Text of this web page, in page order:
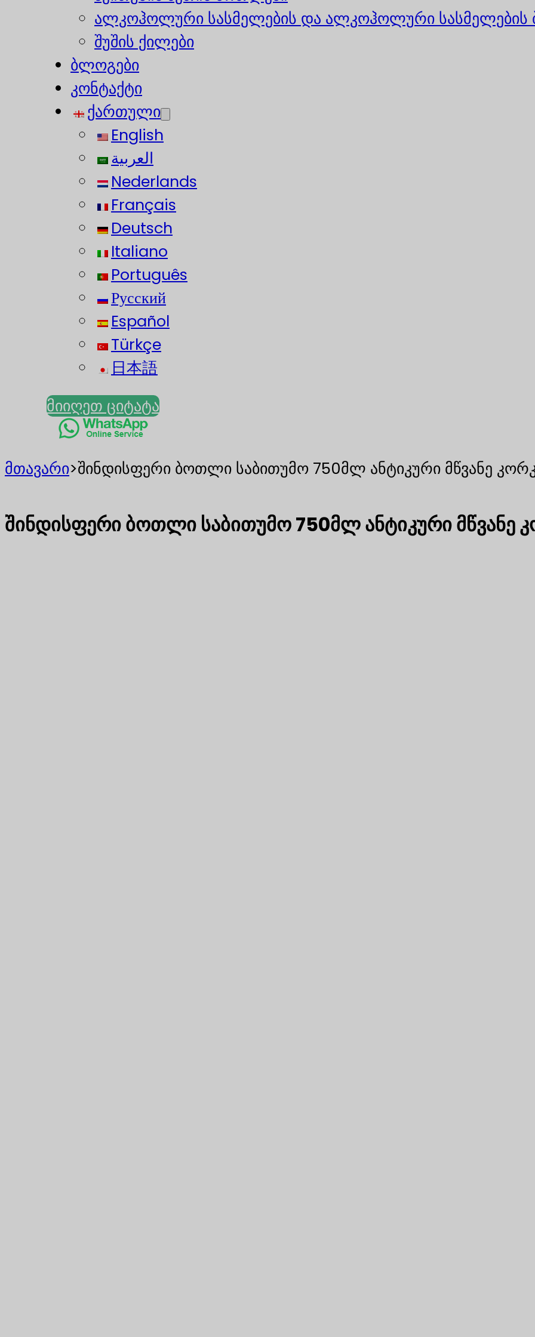
ალკოჰოლური სასმელების და ალკოჰოლური
შუშის ქილები
ბლოგები
კონტაქტი
ქართული
English
العربية
Nederlands
Français
Deutsch
Italiano
Português
Русский
Español
Türkçe
日本語
მიიღეთ ციტატა
მთავარი>შინდისფერი ბოთლი საბითუმო 750მლ ანტიკური მწვანე
შინდისფერი ბოთლი საბითუმო 750მლ ანტიკური მწვანე